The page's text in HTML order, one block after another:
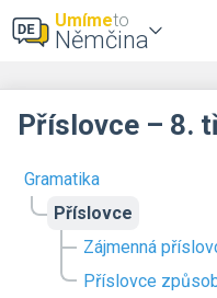
Umímeto
Němčina
Gramatika
Příslovce
Zájmenná
Příslovce
Příslovce – 8.